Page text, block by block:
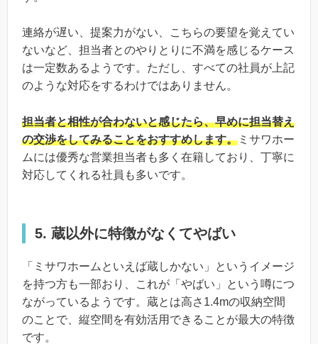
連絡が遅い、提案力がない、こちらの要望を覚えてい
ないなど、担当者とのやりとりに不満を感じるケース
は一定数あるようです。ただし、すべての社員が上記
のような対応をするわけではありません。
担当者と相性が合わないと感じたら、早めに担当替え
の交渉をしてみることをおすすめします。 ミサワホー
ムには優秀な営業担当者も多く在籍しており、丁寧に
対応してくれる社員も多いです。
5. 蔵以外に特徴がなくてやばい
「ミサワホームといえば蔵しかない」というイメージ
を持つ方も一部おり、これが「やばい」という噂につ
ながっているようです。蔵とは高さ1.4mの収納空間
のことで、縦空間を有効活用できることが最大の特徴
です。